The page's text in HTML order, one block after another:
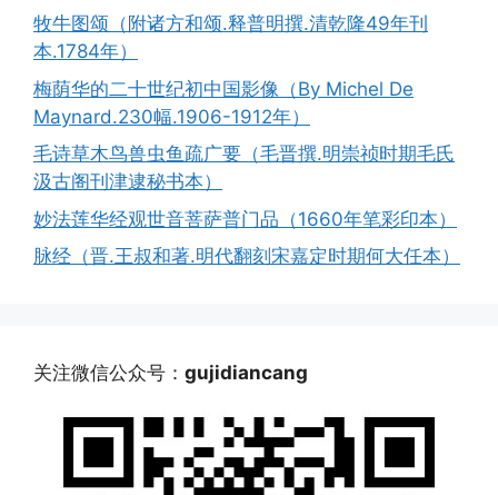
牧牛图颂（附诸方和颂.释普明撰.清乾隆49年刊
本.1784年）
梅荫华的二十世纪初中国影像（By Michel De
Maynard.230幅.1906-1912年）
毛诗草木鸟兽虫鱼疏广要（毛晋撰.明崇祯时期毛氏
汲古阁刊津逮秘书本）
妙法莲华经观世音菩萨普门品（1660年笔彩印本）
脉经（晋.王叔和著.明代翻刻宋嘉定时期何大任本）
关注微信公众号： gujidiancang